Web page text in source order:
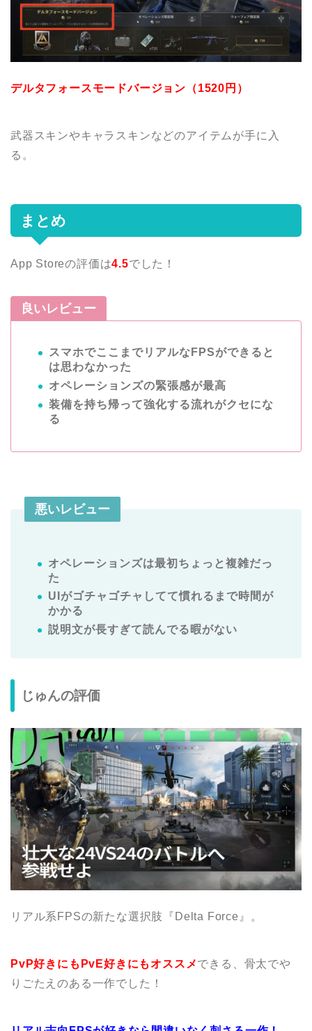
デルタフォースモードバージョン（1520円）
武器スキンやキャラスキンなどのアイテムが手に入
る。
まとめ
App Storeの評価は4.5でした！
良いレビュー
スマホでここまでリアルなFPSができると
は思わなかった
オペレーションズの緊張感が最高
装備を持ち帰って強化する流れがクセにな
る
悪いレビュー
オペレーションズは最初ちょっと複雑だっ
た
UIがゴチャゴチャしてて慣れるまで時間が
かかる
説明文が長すぎて読んでる暇がない
じゅんの評価
リアル系FPSの新たな選択肢『Delta Force』。
PvP好きにもPvE好きにもオススメできる、骨太でや
りごたえのある一作でした！